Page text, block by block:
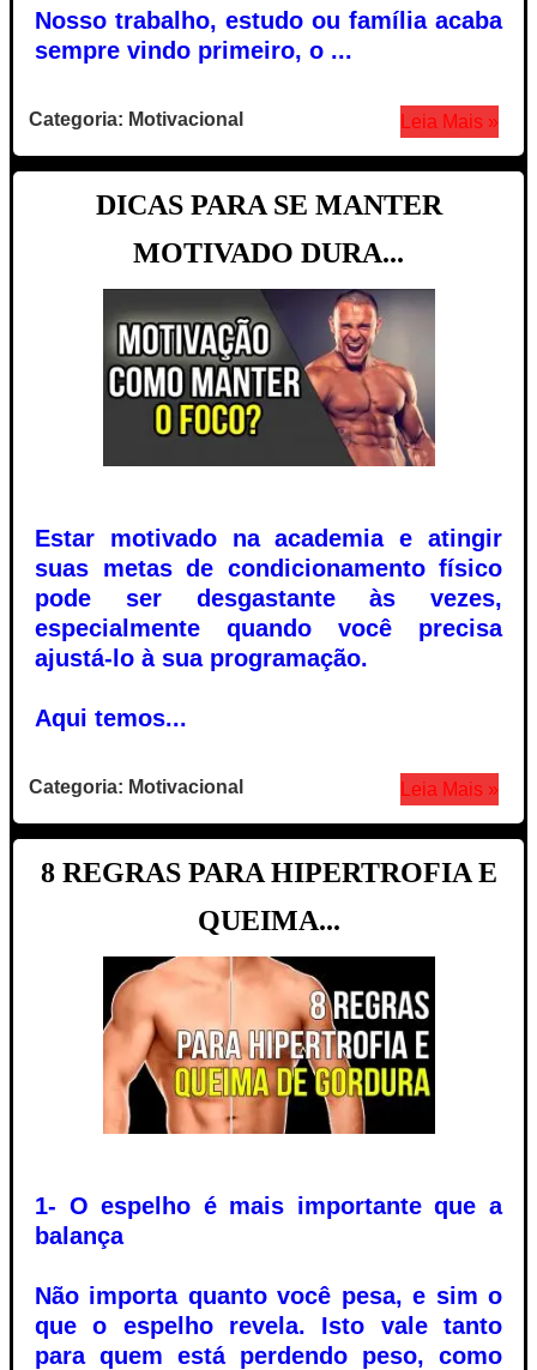
Nosso trabalho, estudo ou família acaba
sempre vindo primeiro, o ...
Categoria: Motivacional Leia Mais »
DICAS PARA SE MANTER
MOTIVADO DURA...
Estar motivado na academia e atingir
suas metas de condicionamento físico
pode ser desgastante às vezes,
especialmente quando você precisa
ajustá-lo à sua programação.
Aqui temos...
Categoria: Motivacional Leia Mais »
8 REGRAS PARA HIPERTROFIA E
QUEIMA...
1- O espelho é mais importante que a
balança
Não importa quanto você pesa, e sim o
que o espelho revela. Isto vale tanto
para quem está perdendo peso, como